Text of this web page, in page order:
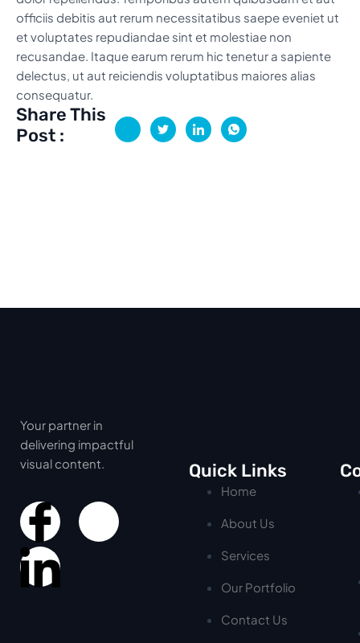
officiis debitis aut rerum necessitatibus saepe eveniet ut
et voluptates repudiandae sint et molestiae non
recusandae. Itaque earum rerum hic tenetur a sapiente
delectus, ut aut reiciendis voluptatibus maiores alias
consequatur.
Share This
Post :
Your partner in
delivering impactful
visual content.
Quick Links
Home
About Us
Services
Our Portfolio
Contact Us